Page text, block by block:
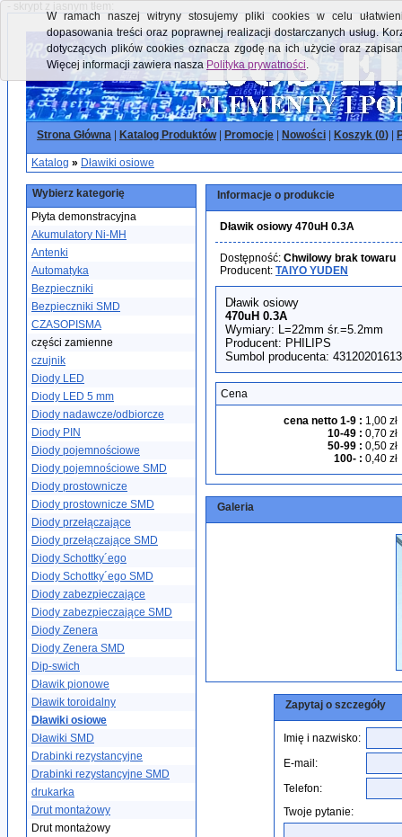
- skrypt z jasnym tłem:
Strona Główna Katalog Produktów| Promocje Nowości Koszyk (0)
Katalog » Dławiki osiowe
Wybierz kategorię
Płyta demonstracyjna
Akumulatory Ni-MH
Antenki
Automatyka
Bezpieczniki
Bezpieczniki SMD
CZASOPISMA
części zamienne
czujnik
Diody LED
Diody LED 5 mm
Diody nadawcze/odbiorcze
Diody PIN
Diody pojemnościowe
Diody pojemnościowe SMD
Diody prostownicze
Diody prostownicze SMD
Diody przełączające
Diody przełączające SMD
Diody Schottky´ego
Diody Schottky´ego SMD
Diody zabezpieczające
Diody zabezpieczające SMD
Diody Zenera
Diody Zenera SMD
Dip-swich
Dławik pionowe
Dławik toroidalny
Dławiki osiowe
Dławiki SMD
Drabinki rezystancyjne
Drabinki rezystancyjne SMD
drukarka
Drut montażowy
Drut montażowy
Informacje o produkcie
Dławik osiowy 470uH 0.3A
Dostępność: Chwilowy brak towaru
Producent: TAIYO YUDEN
Dławik osiowy
470uH 0.3A
Wymiary: L=22mm śr.=5.2mm
Producent: PHILIPS
Sumbol producenta:
Cena
cena netto 1-9 : 1,00 zł
10-49 : 0,70 zł
50-99 : 0,50 zł
100- : 0,40 zł
Galeria
Zapytaj o szczegóły
Imię i nazwisko:
E-mail:
Telefon:
Twoje pytanie:
W ramach naszej witryny stosujemy pliki cookies w celu
dopasowania treści oraz poprawnej realizacji dostarczanych usług.
dotyczących plików cookies oznacza zgodę na ich użycie oraz
Więcej informacji zawiera nasza Polityka prywatności.